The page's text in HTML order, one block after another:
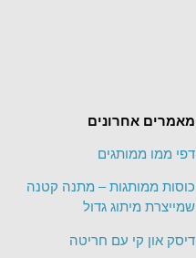
מאמרים אחרונים
דפי ממו ממותגים
כוסות ממותגות – מתנה קטנה
שמייצרת מיתוג גדול
דיסק און קי עם חריטה